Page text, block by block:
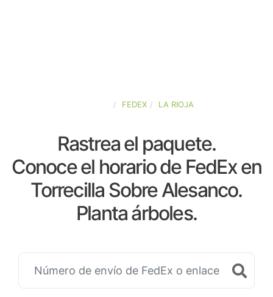
FEDEX LA RIOJA
Rastrea el paquete.
Conoce el horario de FedEx en
Torrecilla Sobre Alesanco.
Planta árboles.